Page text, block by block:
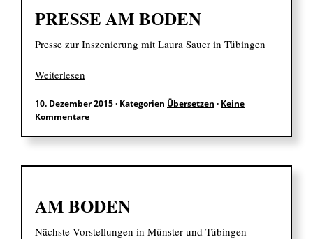
PRESSE AM BODEN
Presse zur Inszenierung mit Laura Sauer in Tübingen
Weiterlesen
10. Dezember 2015· Kategorien Übersetzen · Keine
Kommentare
AM BODEN
Nächste Vorstellungen in Münster und Tübingen